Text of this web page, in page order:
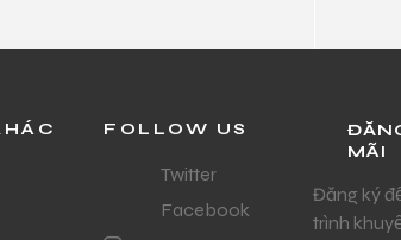
FOLLOW US
Twitter
Facebook
MÃI
Đăng ký
trình